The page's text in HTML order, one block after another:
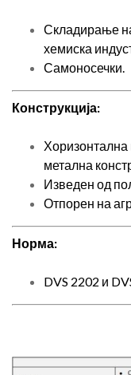
Складирање
хемиска
Самоносечки.
Конструкција:
Хоризонтална
метална
Изведен од
Отпорен на
Норма:
DVS 2202 и